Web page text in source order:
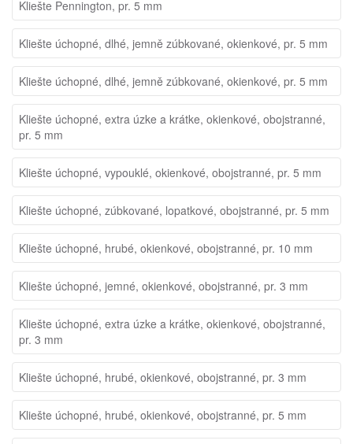
Kliešte Pennington, pr. 5 mm
Kliešte úchopné, dlhé, jemně zúbkované, okienkové, pr. 5 mm
Kliešte úchopné, dlhé, jemně zúbkované, okienkové, pr. 5 mm
Kliešte úchopné, extra úzke a krátke, okienkové, obojstranné,
pr. 5 mm
Kliešte úchopné, vypouklé, okienkové, obojstranné, pr. 5 mm
Kliešte úchopné, zúbkované, lopatkové, obojstranné, pr. 5 mm
Kliešte úchopné, hrubé, okienkové, obojstranné, pr. 10 mm
Kliešte úchopné, jemné, okienkové, obojstranné, pr. 3 mm
Kliešte úchopné, extra úzke a krátke, okienkové, obojstranné,
pr. 3 mm
Kliešte úchopné, hrubé, okienkové, obojstranné, pr. 3 mm
Kliešte úchopné, hrubé, okienkové, obojstranné, pr. 5 mm